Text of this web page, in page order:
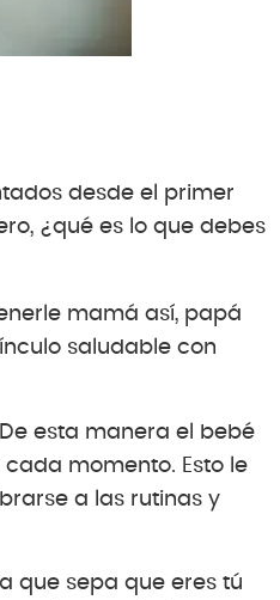
desde el primer
¿qué es lo que debes
mamá así, papá
saludable con
De esta manera el bebé
momento. Esto le
a las rutinas y
que sepa que eres tú